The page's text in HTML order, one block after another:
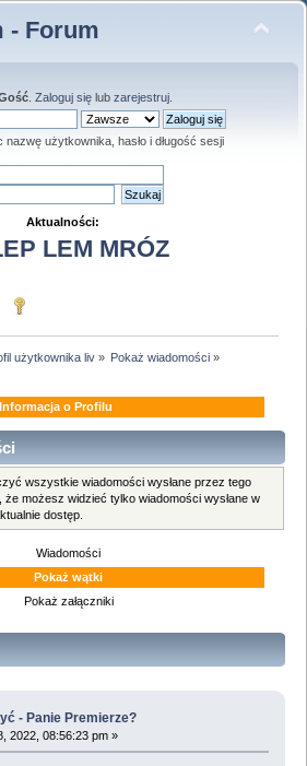
- Forum
. Zaloguj sięlub zarejestruj.
nazwę użytkownika, hasło i długość sesji
Aktualności:
LEM MRÓZ
użytkownika liv» Pokaż wiadomości»
Informacja o Profilu
wszystkie wiadomości wysłane przez tego
możesz widzieć tylko wiadomości wysłane w
dostęp.
Wiadomości
Pokaż wątki
Pokaż załączniki
- Panie Premierze?
2022, 08:56:23 pm »